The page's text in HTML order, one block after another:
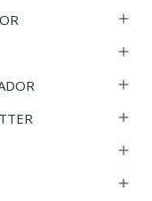





